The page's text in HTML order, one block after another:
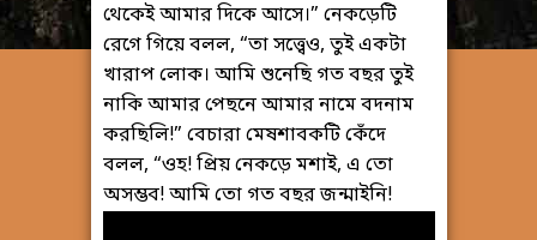
থেকেই আমার দিকে আসে।” নেকড়েটি
রেগে গিয়ে বলল, “তা সত্ত্বেও, তুই একটা
খারাপ লোক। আমি শুনেছি গত বছর তুই
নাকি আমার পেছনে আমার নামে বদনাম
করছিলি!” বেচারা মেষশাবকটি কেঁদে
বলল, “ওহ! প্রিয় নেকড়ে মশাই, এ তো
অসম্ভব! আমি তো গত বছর জন্মাইনি!